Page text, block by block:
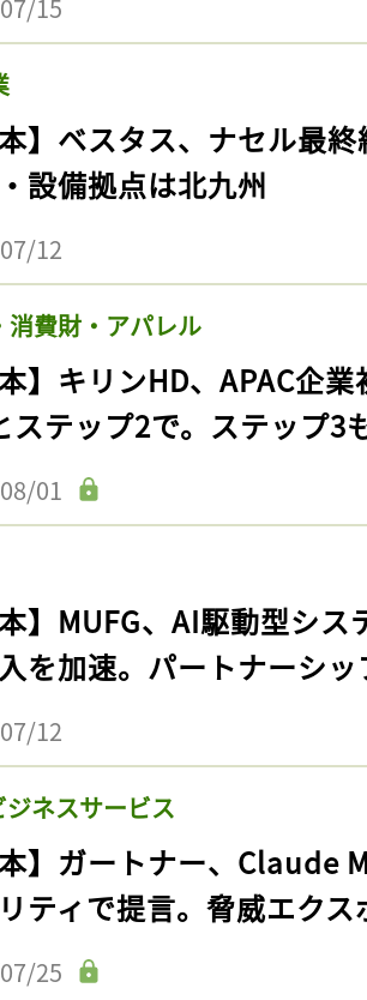
15
本】ベスタス、ナセル最
設備拠点は北九州
12
消費財・アパレル
本】キリンHD、APAC企
ステップ2で。ステップ3
01
本】MUFG、AI駆動型シ
を加速。パートナーシ
12
ジネスサービス
本】ガートナー、Claude
ティで提言。脅威エク
25